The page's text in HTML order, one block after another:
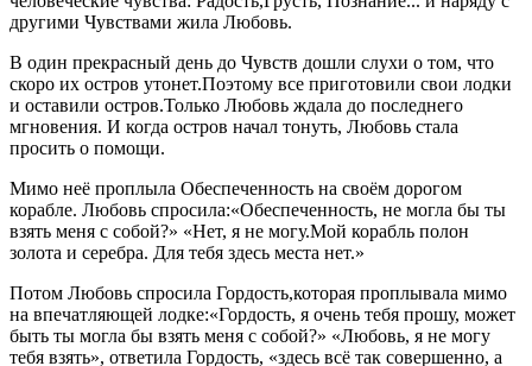
другими Чувствами жила Любовь.
В один прекрасный день до Чувств дошли слухи о том, что
скоро их остров утонет.Поэтому все приготовили свои лодки
и оставили остров.Только Любовь ждала до последнего
мгновения. И когда остров начал тонуть, Любовь стала
просить о помощи.
Мимо неё проплыла Обеспеченность на своём дорогом
корабле. Любовь спросила:«Обеспеченность, не могла бы ты
взять меня с собой?» «Нет, я не могу.Мой корабль полон
золота и серебра. Для тебя здесь места нет.»
Потом Любовь спросила Гордость,которая проплывала мимо
на впечатляющей лодке:«Гордость, я очень тебя прошу, может
быть ты могла бы взять меня с собой?» «Любовь, я не могу
тебя взять», ответила Гордость, «здесь всё так совершенно, а